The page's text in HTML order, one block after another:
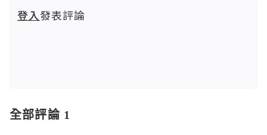
登入發表評論
全部評論 1